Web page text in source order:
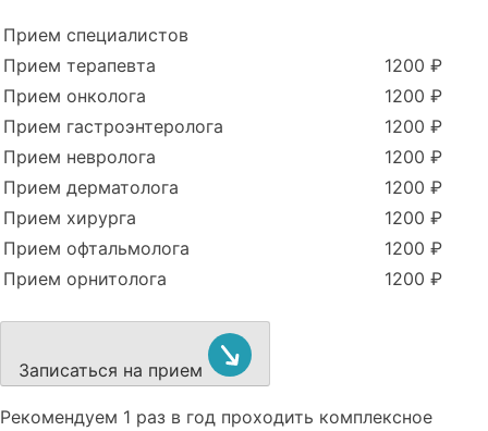
Прием специалистов
Прием терапевта
1200 ₽
Прием онколога
1200 ₽
Прием гастроэнтеролога
1200 ₽
Прием невролога
1200 ₽
Прием дерматолога
1200 ₽
Прием хирурга
1200 ₽
Прием офтальмолога
1200 ₽
Прием орнитолога
1200 ₽
Записаться на прием
Рекомендуем 1 раз в год проходить комплексное